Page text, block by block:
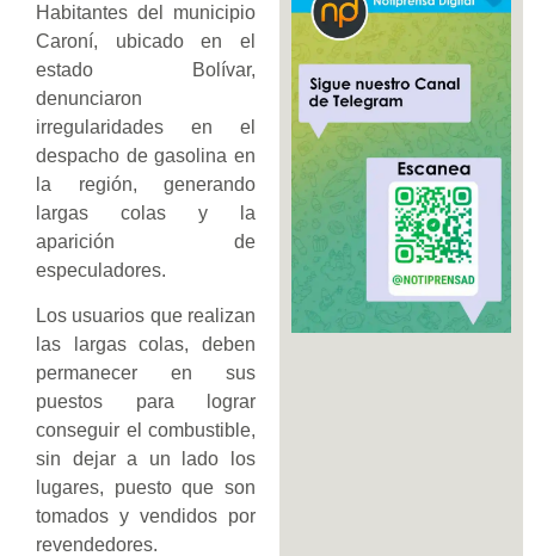
Habitantes del municipio
Caroní, ubicado en el
estado Bolívar,
denunciaron
irregularidades en el
despacho de gasolina en
la región, generando
largas colas y la
aparición de
especuladores.
Los usuarios que realizan
las largas colas, deben
permanecer en sus
puestos para lograr
conseguir el combustible,
sin dejar a un lado los
lugares, puesto que son
tomados y vendidos por
revendedores.